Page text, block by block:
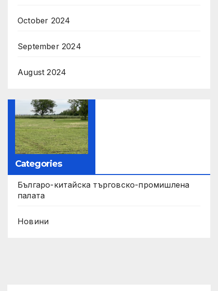
October 2024
September 2024
August 2024
Categories
Българо-китайска търговско-промишлена
палата
Новини